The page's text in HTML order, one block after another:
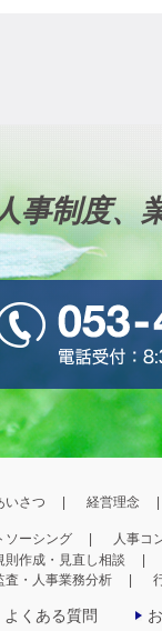
事制度、
いさつ 経営理念
ソーシング
人事コ
則作成・見直し相談
査・人事業務分析
よくある質問